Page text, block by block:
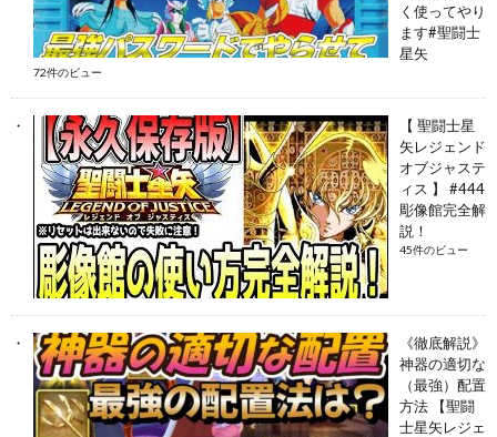
く使ってやり
ます#聖闘士
星矢
72件のビュー
【 聖闘士星
矢レジェンド
オブジャステ
ィス 】 #444
彫像館完全解
説！
45件のビュー
《徹底解説》
神器の適切な
（最強）配置
方法 【聖闘
士星矢レジェ